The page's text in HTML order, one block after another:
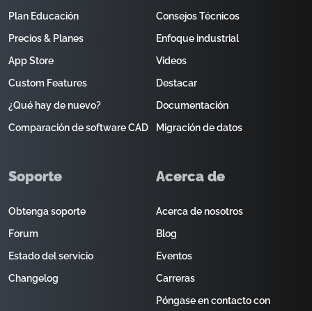
Plan Educación
Precios & Planes
App Store
Custom Features
¿Qué hay de nuevo?
Comparación de software CAD
Consejos Técnicos
Enfoque industrial
Videos
Destacar
Documentación
Migración de datos
Soporte
Obtenga soporte
Forum
Estado del servicio
Changelog
Acerca de
Acerca de nosotros
Blog
Eventos
Carreras
Póngase en contacto con